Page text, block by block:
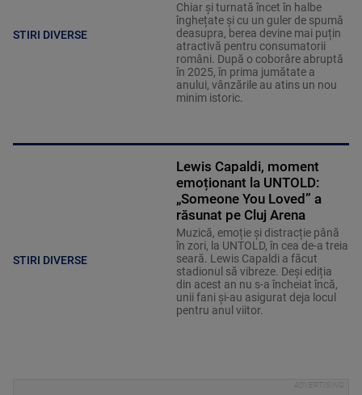
STIRI DIVERSE
Chiar și turnată încet în halbe
înghețate și cu un guler de spumă
deasupra, berea devine mai puțin
atractivă pentru consumatorii
români. După o coborâre abruptă
în 2025, în prima jumătate a
anului, vânzările au atins un nou
minim istoric.
STIRI DIVERSE
Lewis Capaldi, moment
emoționant la UNTOLD:
„Someone You Loved” a
răsunat pe Cluj Arena
Muzică, emoție și distracție până
în zori, la UNTOLD, în cea de-a treia
seară. Lewis Capaldi a făcut
stadionul să vibreze. Deși ediția
din acest an nu s-a încheiat încă,
unii fani și-au asigurat deja locul
pentru anul viitor.